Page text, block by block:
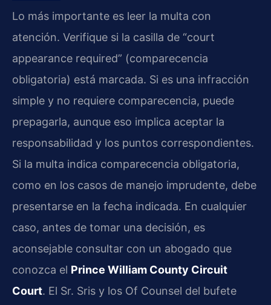
Lo más importante es leer la multa con
atención. Verifique si la casilla de “court
appearance required” (comparecencia
obligatoria) está marcada. Si es una infracción
simple y no requiere comparecencia, puede
prepagarla, aunque eso implica aceptar la
responsabilidad y los puntos correspondientes.
Si la multa indica comparecencia obligatoria,
como en los casos de manejo imprudente, debe
presentarse en la fecha indicada. En cualquier
caso, antes de tomar una decisión, es
aconsejable consultar con un abogado que
conozca el Prince William County Circuit
Court. El Sr. Sris y los Of Counsel del bufete